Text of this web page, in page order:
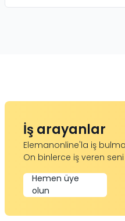
İş arayanlar
Elemanonline'la iş
On binlerce iş veren
Hemen üye
olun